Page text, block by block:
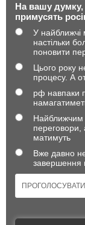
На вашу думку,
примусять
У найближчі
настільки
поновити
Цього року
процесу. А
рф навпаки
Найближчим
переговори,
матимуть
Вже давно
завершення